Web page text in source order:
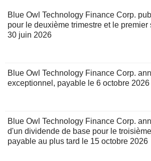
Blue Owl Technology Finance Corp.
pour le deuxième trimestre et le premier
30 juin 2026
Blue Owl Technology Finance Corp.
exceptionnel, payable le 6 octobre 2026
Blue Owl Technology Finance Corp.
d'un dividende de base pour le
payable au plus tard le 15 octobre 2026